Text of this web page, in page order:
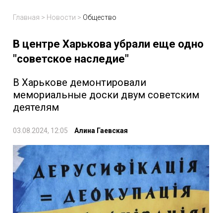
Главная > Новости > Общество
В центре Харькова убрали еще одно
"советское наследие"
В Харькове демонтировали
мемориальные доски двум советским
деятелям
03.08.2024, 12:05 Алина Гаевская